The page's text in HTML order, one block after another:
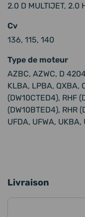
2.0 D MULTIJET, 2.0
Cv
136, 115, 140
Type de moteur
AZBC, AZWC, D
KLBA, LPBA, QXBA,
(DW10CTED4), RHF
(DW10BTED4), RHR
UFDA, UFWA,
Livraison